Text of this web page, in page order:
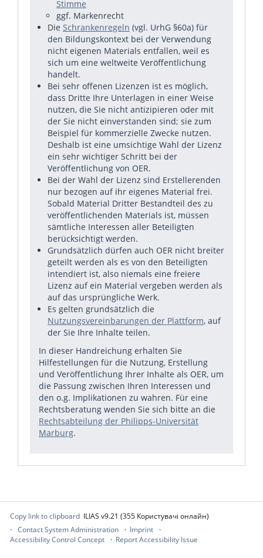
Stimme
ggf. Markenrecht
Die Schrankenregeln (vgl. UrhG §60a) für
den Bildungskontext bei der Verwendung
nicht eigenen Materials entfallen, weil es
sich um eine weltweite Veröffentlichung
handelt.
Bei sehr offenen Lizenzen ist es möglich,
dass Dritte Ihre Unterlagen in einer Weise
nutzen, die Sie nicht antizipieren oder mit
der Sie nicht einverstanden sind; sie zum
Beispiel für kommerzielle Zwecke nutzen.
Deshalb ist eine umsichtige Wahl der Lizenz
ein sehr wichtiger Schritt bei der
Veröffentlichung von OER.
Bei der Wahl der Lizenz sind Erstellerenden
nur bezogen auf ihr eigenes Material frei.
Sobald Material Dritter Bestandteil des zu
veröffentlichenden Materials ist, müssen
sämtliche Interessen aller Beteiligten
berücksichtigt werden.
Grundsätzlich dürfen auch OER nicht breiter
geteilt werden als es von den Beteiligten
intendiert ist, also niemals eine freiere
Lizenz auf ein Material vergeben werden als
auf das ursprüngliche Werk.
Es gelten grundsätzlich die
Nutzungsvereinbarungen der Plattform, auf
der Sie Ihre Inhalte teilen.
In dieser Handreichung erhalten Sie
Hilfestellungen für die Nutzung, Erstellung
und Veröffentlichung Ihrer Inhalte als OER, um
die Passung zwischen Ihren Interessen und
den o.g. Implikationen zu wahren. Für eine
Rechtsberatung wenden Sie sich bitte an die
Rechtsabteilung der Philipps-Universität
Marburg.
Copy link to clipboard ILIAS v9.21 (355 Користувачі онлайн)
Contact System Administration
Imprint
Accessibility Control Concept
Report Accessibility Issue